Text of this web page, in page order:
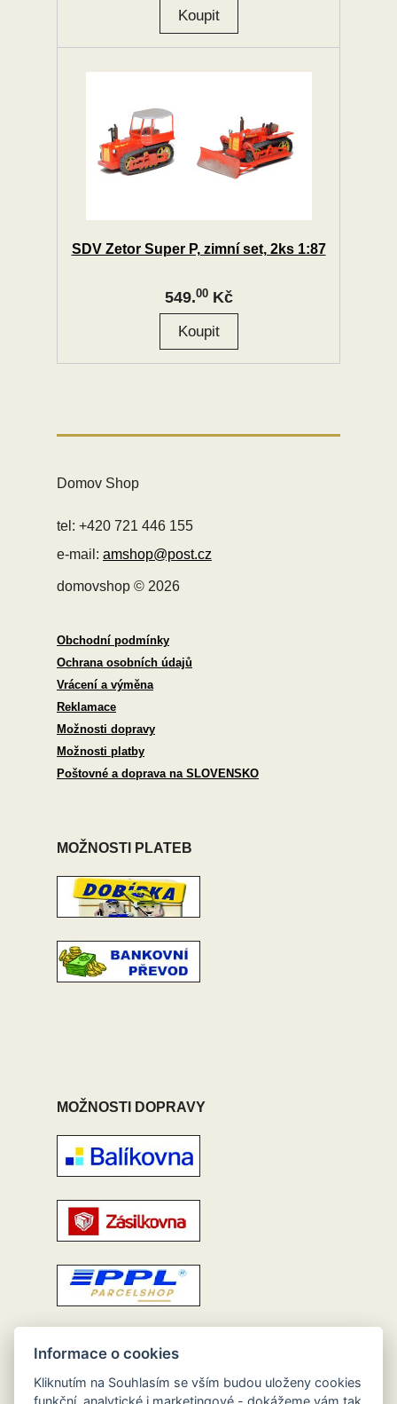
SDV Zetor Super P, zimní set, 2ks 1:87
549.00Kč
Domov Shop
tel: +420 721 446 155
e-mail: amshop@post.cz
domovshop © 2026
Obchodní podmínky
Ochrana osobních údajů
Vrácení a výměna
Reklamace
Možnosti dopravy
Možnosti platby
Poštovné a doprava na SLOVENSKO
MOŽNOSTI PLATEB
MOŽNOSTI DOPRAVY
Informace o cookies
Kliknutím na Souhlasím se vším budou uloženy cookies
funkční, analytické i marketingové - dokážeme vám tak